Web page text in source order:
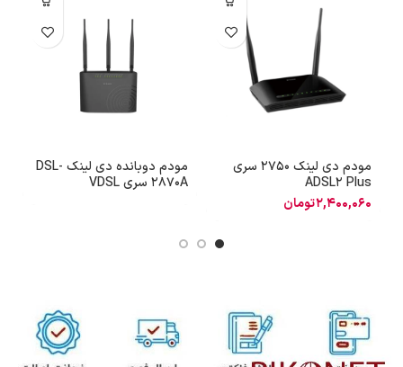
مودم دی لینک 2750 سری
ADSL2 Plus
2,400,060تومان
مودم دوبانده دی لینک DSL-
2870A سری VDSL